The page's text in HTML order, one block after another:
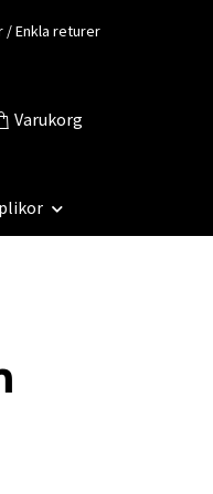
/ Enkla returer
Varukorg